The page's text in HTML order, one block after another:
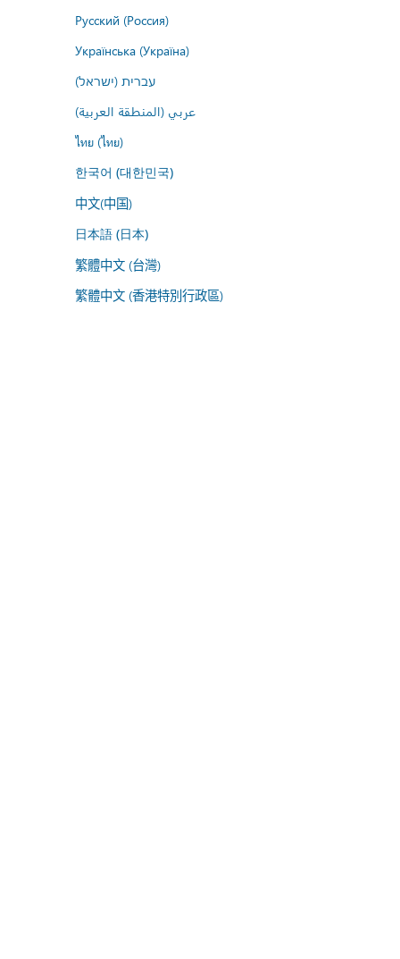
Русский (Россия)
Українська (Україна)
עברית (ישראל)
عربي (المنطقة العربية)
ไทย (ไทย)
한국어 (대한민국)
中文(中国)
日本語 (日本)
繁體中文 (台灣)
繁體中文 (香港特別行政區)